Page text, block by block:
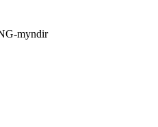
myndir